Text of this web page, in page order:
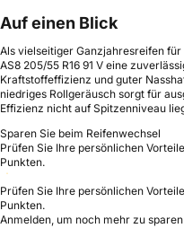
Auf einen Blick
Als vielseitiger Ganzjahresreifen
AS8 205/55 R16 91 V eine
Kraftstoffeffizienz und guter
niedriges Rollgeräusch sorgt für
Effizienz nicht auf Spitzen­niveau
Sparen Sie beim Reifenwechsel
Prüfen Sie Ihre persönlichen
Punkten.
Prüfen Sie Ihre persönlichen
Punkten.
Anmelden, um noch mehr zu sparen